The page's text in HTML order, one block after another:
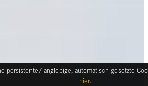
persistente/langlebige, automatisch gesetzte
hier.